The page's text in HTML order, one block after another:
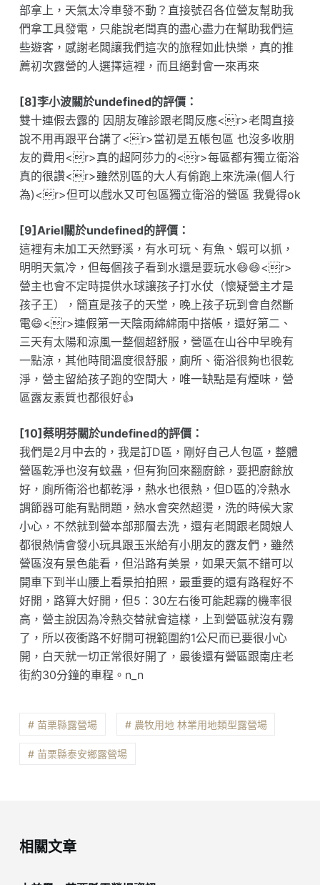
部拿上，天氣太冷車發不動？直接號召各位營友幫助我
們拿工具發電，只能說老闆真的盡心盡力在幫助我們這
些遊客，感謝老闆讓我們這次的旅程如此快樂，真的推
薦初次露營的人選擇這裡，而且絕對會一來再來
[8]李小波關於undefined的評價：
雙十連假去露的 因朋友確診跟老闆反應<r>老闆直接
說不用再跟平台講了<r>當初是五帳包區 也沒多收朋
友的費用<r>真的超阿莎力的<r>每區都有獨立衛浴
真的很讚<r>雖然別區的大人有偷跑上來洗澡(個人行
為)<r>但可以戲水又可包區獨立衛浴的營區 我覺得ok
[9]Ariel關於undefined的評價：
這裡有未加工天然野溪，有水可玩、有魚、蝦可以抓，
明明天氣冷，但每個孩子看到水還是要玩水😄😄<r>
營主也會不定時提供水球讓孩子打水仗（懷疑營主才是
孩子王），簡直是孩子的天堂，晚上孩子玩到會自然斷
電😄<r>連假第一天陰雨綿綿雨中搭帳，還好第二、
三天有太陽和涼風一整個超舒服，營區在山谷中早晚有
一點涼，其他時間溫度很舒服，廁所、衛浴很夠也很乾
淨，營主留給孩子跑的空間大，唯一缺點是有煙味，營
區露友素質也都很好👍
[10]蔡明芬關於undefined的評價：
我們是2月中去的，我是訂D區，剛好自己人包區，整體
營區乾淨也沒有蚊蟲，但有狗回來翻廚餘，要把廚餘放
好，廁所衛浴也都乾淨，熱水也很熱，但D區的冷熱水
調節器可能有點問題，熱水會突然超燙，洗的時候大家
小心，不然就到營本部那層去洗，還有老闆跟老闆娘人
都很熱情會發小玩具跟玉米給有小朋友的露友們，雖然
營區沒有景色能看，但沿路有美景，如果天氣不錯可以
開車下到半山腰上看景拍拍照，最重要的還有路程好不
好開，路算大好開，但5：30左右後可能起霧的機率很
高，營主說因為冷熱交替就會這樣，上到營區就沒有霧
了，所以夜衝路不好開可視範圍約1公尺而已要很小心
開，白天就一切正常很好開了，最後還有營區跟南庄老
街約30分鐘的車程。n_n
# 苗栗縣露營場 # 農牧用地 林業用地類型露營場
# 苗栗縣泰安鄉露營場
相關文章